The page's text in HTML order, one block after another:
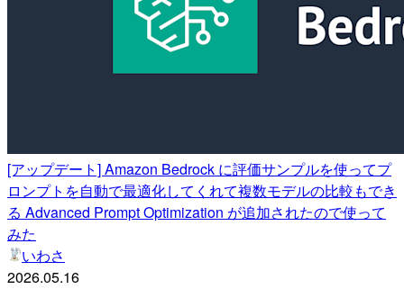
[アップデート] Amazon Bedrock に評価サンプルを使ってプ
ロンプトを自動で最適化してくれて複数モデルの比較もでき
る Advanced Prompt Optimization が追加されたので使って
みた
いわさ
2026.05.16